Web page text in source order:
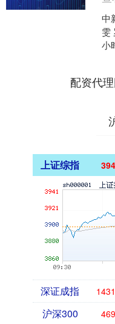
中
雯
小
配资代
上证综指
深证成指
沪深300